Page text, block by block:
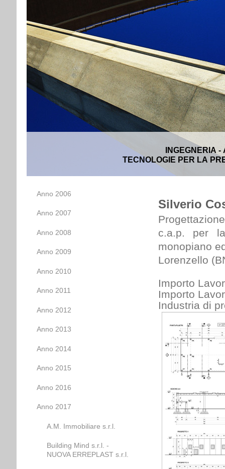
INGEGNERIA
TECNOLOGIE PER LA
Silverio
c.a.p. per
monopiano
Lorenzello
Importo
Importo
Industria di
Anno 2006
Anno 2007
Anno 2008
Anno 2009
Anno 2010
Anno 2011
Anno 2012
Anno 2013
Anno 2014
Anno 2015
Anno 2016
Anno 2017
A.M. Immobiliare s.r.l.
Building Mind s.r.l. -
NUOVA ERREPLAST s.r.l.